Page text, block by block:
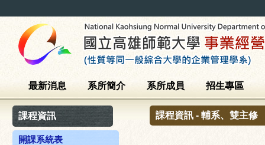
最新消息 系所簡介 系所成員 招生專區
課程資訊
開課系統表
課程資訊 - 輔系、雙主修